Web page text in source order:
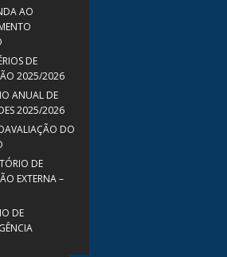
AO
DE
2025/2026
ANUAL DE
2025/2026
DO
DE
EXTERNA –
DE